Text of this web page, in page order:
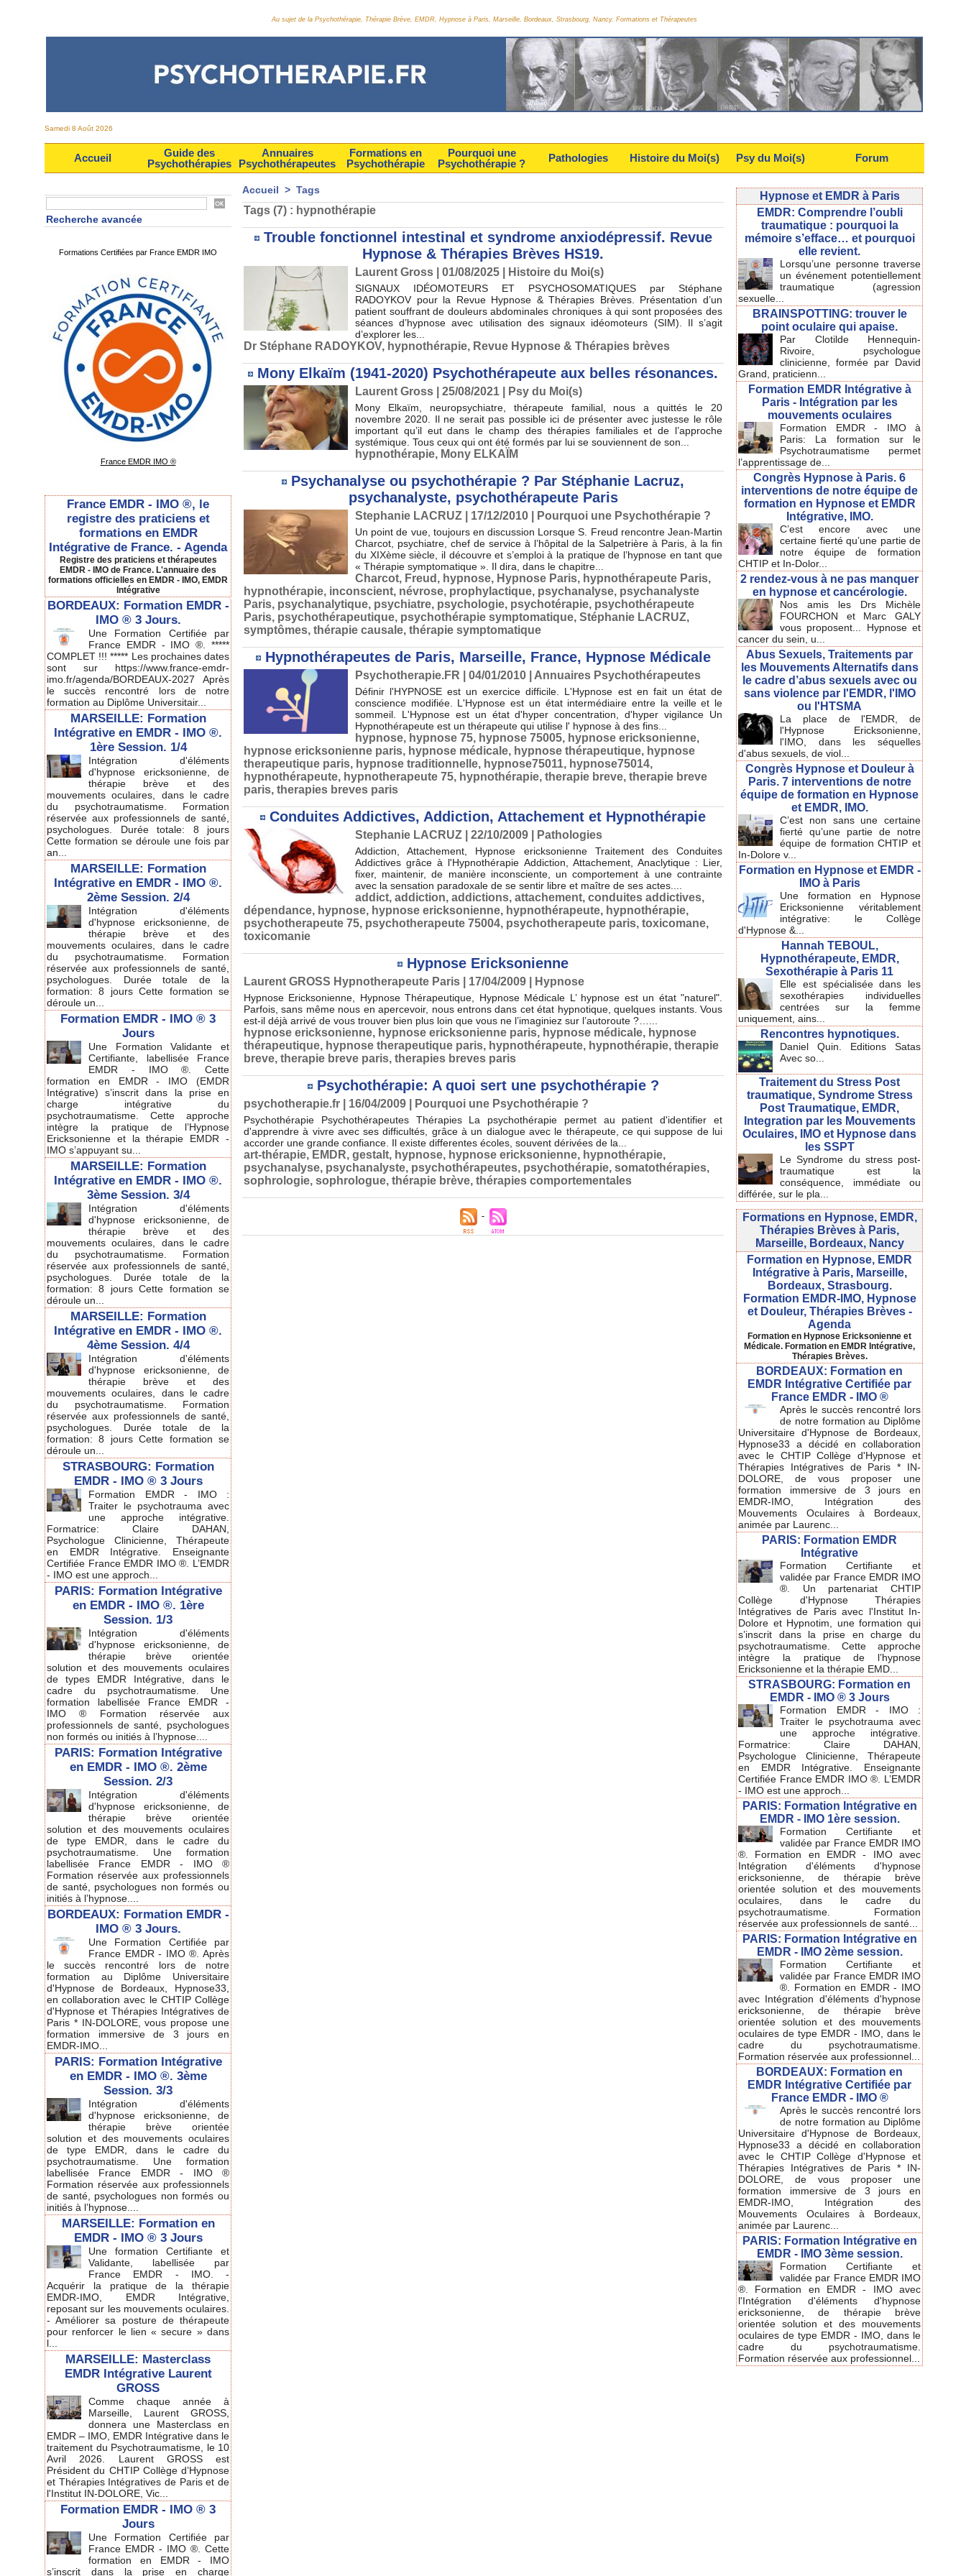
Au sujet de la Psychothérapie, Thérapie Brève, EMDR, Hypnose à Paris, Marseille, Bordeaux, Strasbourg, Nancy. Formations et Thérapeutes
Samedi 8 Août 2026
Accueil
Guide des
Psychothérapies
Annuaires
Psychothérapeutes
Formations en
Psychothérapie
Pourquoi une
Psychothérapie ?
Pathologies Histoire du Moi(s) Psy du Moi(s) Forum
Recherche avancée
Formations Certifiées par France EMDR IMO
France EMDR IMO ®
France EMDR - IMO ®, le
registre des praticiens et
formations en EMDR
Intégrative de France. - Agenda
Registre des praticiens et thérapeutes
EMDR - IMO de France. L'annuaire des
formations officielles en EMDR - IMO, EMDR
Intégrative
BORDEAUX: Formation EMDR -
IMO ® 3 Jours.
Une Formation Certifiée par
France EMDR - IMO ®. *****
COMPLET !!! ***** Les prochaines dates
sont sur https://www.france-emdr-
imo.fr/agenda/BORDEAUX-2027 Après
le succès rencontré lors de notre
formation au Diplôme Universitair...
MARSEILLE: Formation
Intégrative en EMDR - IMO ®.
1ère Session. 1/4
Intégration d'éléments
d'hypnose ericksonienne, de
thérapie brève et des
mouvements oculaires, dans le cadre
du psychotraumatisme. Formation
réservée aux professionnels de santé,
psychologues. Durée totale: 8 jours
Cette formation se déroule une fois par
an...
MARSEILLE: Formation
Intégrative en EMDR - IMO ®.
2ème Session. 2/4
Intégration d'éléments
d'hypnose ericksonienne, de
thérapie brève et des
mouvements oculaires, dans le cadre
du psychotraumatisme. Formation
réservée aux professionnels de santé,
psychologues. Durée totale de la
formation: 8 jours Cette formation se
déroule un...
Formation EMDR - IMO ® 3
Jours
Une Formation Validante et
Certifiante, labellisée France
EMDR - IMO ®. Cette
formation en EMDR - IMO (EMDR
Intégrative) s’inscrit dans la prise en
charge intégrative du
psychotraumatisme. Cette approche
intègre la pratique de l’Hypnose
Ericksonienne et la thérapie EMDR -
IMO s’appuyant su...
MARSEILLE: Formation
Intégrative en EMDR - IMO ®.
3ème Session. 3/4
Intégration d'éléments
d'hypnose ericksonienne, de
thérapie brève et des
mouvements oculaires, dans le cadre
du psychotraumatisme. Formation
réservée aux professionnels de santé,
psychologues. Durée totale de la
formation: 8 jours Cette formation se
déroule un...
MARSEILLE: Formation
Intégrative en EMDR - IMO ®.
4ème Session. 4/4
Intégration d'éléments
d'hypnose ericksonienne, de
thérapie brève et des
mouvements oculaires, dans le cadre
du psychotraumatisme. Formation
réservée aux professionnels de santé,
psychologues. Durée totale de la
formation: 8 jours Cette formation se
déroule un...
STRASBOURG: Formation
EMDR - IMO ® 3 Jours
Formation EMDR - IMO :
Traiter le psychotrauma avec
une approche intégrative.
Formatrice: Claire DAHAN,
Psychologue Clinicienne, Thérapeute
en EMDR Intégrative. Enseignante
Certifiée France EMDR IMO ®. L’EMDR
- IMO est une approch...
PARIS: Formation Intégrative
en EMDR - IMO ®. 1ère
Session. 1/3
Intégration d'éléments
d'hypnose ericksonienne, de
thérapie brève orientée
solution et des mouvements oculaires
de types EMDR Intégrative, dans le
cadre du psychotraumatisme. Une
formation labellisée France EMDR -
IMO ® Formation réservée aux
professionnels de santé, psychologues
non formés ou initiés à l’hypnose....
PARIS: Formation Intégrative
en EMDR - IMO ®. 2ème
Session. 2/3
Intégration d'éléments
d'hypnose ericksonienne, de
thérapie brève orientée
solution et des mouvements oculaires
de type EMDR, dans le cadre du
psychotraumatisme. Une formation
labellisée France EMDR - IMO ®
Formation réservée aux professionnels
de santé, psychologues non formés ou
initiés à l’hypnose....
BORDEAUX: Formation EMDR -
IMO ® 3 Jours.
Une Formation Certifiée par
France EMDR - IMO ®. Après
le succès rencontré lors de notre
formation au Diplôme Universitaire
d'Hypnose de Bordeaux, Hypnose33,
en collaboration avec le CHTIP Collège
d'Hypnose et Thérapies Intégratives de
Paris * IN-DOLORE, vous propose une
formation immersive de 3 jours en
EMDR-IMO...
PARIS: Formation Intégrative
en EMDR - IMO ®. 3ème
Session. 3/3
Intégration d'éléments
d'hypnose ericksonienne, de
thérapie brève orientée
solution et des mouvements oculaires
de type EMDR, dans le cadre du
psychotraumatisme. Une formation
labellisée France EMDR - IMO ®
Formation réservée aux professionnels
de santé, psychologues non formés ou
initiés à l’hypnose....
MARSEILLE: Formation en
EMDR - IMO ® 3 Jours
Une formation Certifiante et
Validante, labellisée par
France EMDR - IMO. -
Acquérir la pratique de la thérapie
EMDR-IMO, EMDR Intégrative,
reposant sur les mouvements oculaires.
- Améliorer sa posture de thérapeute
pour renforcer le lien « secure » dans
l...
MARSEILLE: Masterclass
EMDR Intégrative Laurent
GROSS
Comme chaque année à
Marseille, Laurent GROSS,
donnera une Masterclass en
EMDR – IMO, EMDR Intégrative dans le
traitement du Psychotraumatisme, le 10
Avril 2026. Laurent GROSS est
Président du CHTIP Collège d’Hypnose
et Thérapies Intégratives de Paris et de
l'Institut IN-DOLORE, Vic...
Formation EMDR - IMO ® 3
Jours
Une Formation Certifiée par
France EMDR - IMO ®. Cette
formation en EMDR - IMO
s’inscrit dans la prise en charge
Accueil > Tags
Tags (7) : hypnothérapie
Trouble fonctionnel intestinal et syndrome anxiodépressif. Revue
Hypnose & Thérapies Brèves HS19.
Laurent Gross | 01/08/2025 Histoire du Moi(s)
SIGNAUX IDÉOMOTEURS ET PSYCHOSOMATIQUES par Stéphane
RADOYKOV pour la Revue Hypnose & Thérapies Brèves. Présentation d’un
patient souffrant de douleurs abdominales chroniques à qui sont proposées des
séances d’hypnose avec utilisation des signaux idéomoteurs (SIM). Il s’agit
d’explorer les...
Dr Stéphane RADOYKOV, hypnothérapie, Revue Hypnose & Thérapies brèves
Mony Elkaïm (1941-2020) Psychothérapeute aux belles résonances.
Laurent Gross | 25/08/2021 Psy du Moi(s)
Mony Elkaïm, neuropsychiatre, thérapeute familial, nous a quittés le 20
novembre 2020. Il ne serait pas possible ici de présenter avec justesse le rôle
important qu’il eut dans le champ des thérapies familiales et de l’approche
systémique. Tous ceux qui ont été formés par lui se souviennent de son...
hypnothérapie, Mony ELKAÏM
Psychanalyse ou psychothérapie ? Par Stéphanie Lacruz,
psychanalyste, psychothérapeute Paris
Stephanie LACRUZ | 17/12/2010 Pourquoi une Psychothérapie ?
Un point de vue, toujours en discussion Lorsque S. Freud rencontre Jean-Martin
Charcot, psychiatre, chef de service à l’hôpital de la Salpetrière à Paris, à la fin
du XIXème siècle, il découvre et s’emploi à la pratique de l’hypnose en tant que
« Thérapie symptomatique ». Il dira, dans le chapitre...
Charcot, Freud , hypnose, Hypnose Paris, hypnothérapeute Paris,
hypnothérapie, inconscient, névrose, prophylactique, psychanalyse, psychanalyste
Paris, psychanalytique, psychiatre, psychologie, psychotérapie, psychothérapeute
Paris, psychothérapeutique, psychothérapie symptomatique, Stéphanie LACRUZ,
symptômes, thérapie causale, thérapie symptomatique
Hypnothérapeutes de Paris, Marseille, France, Hypnose Médicale
Psychotherapie.FR | 04/01/2010 Annuaires Psychothérapeutes
Définir l'HYPNOSE est un exercice difficile. L'Hypnose est en fait un état de
conscience modifiée. L'Hypnose est un état intermédiaire entre la veille et le
sommeil. L'Hypnose est un état d'hyper concentration, d'hyper vigilance Un
Hypnothérapeute est un thérapeute qui utilise l' hypnose à des fins...
hypnose, hypnose 75, hypnose 75005, hypnose ericksonienne,
hypnose ericksonienne paris, hypnose médicale, hypnose thérapeutique, hypnose
therapeutique paris, hypnose traditionnelle, hypnose75011, hypnose75014,
hypnothérapeute, hypnotherapeute 75, hypnothérapie, therapie breve, therapie breve
paris, therapies breves paris
Conduites Addictives, Addiction, Attachement et Hypnothérapie
Stephanie LACRUZ | 22/10/2009 Pathologies
Addiction, Attachement, Hypnose ericksonienne Traitement des Conduites
Addictives grâce à l'Hypnothérapie Addiction, Attachement, Anaclytique : Lier,
fixer, maintenir, de manière inconsciente, un comportement à une contrainte
avec la sensation paradoxale de se sentir libre et maître de ses actes....
addict, addiction, addictions, attachement, conduites addictives,
dépendance, hypnose, hypnose ericksonienne, hypnothérapeute, hypnothérapie,
psychotherapeute 75, psychotherapeute 75004, psychotherapeute paris, toxicomane,
toxicomanie
Hypnose Ericksonienne
Laurent GROSS Hypnotherapeute Paris | 17/04/2009 Hypnose
Hypnose Ericksonienne, Hypnose Thérapeutique, Hypnose Médicale L’ hypnose est un état "naturel".
Parfois, sans même nous en apercevoir, nous entrons dans cet état hypnotique, quelques instants. Vous
est-il déjà arrivé de vous trouver bien plus loin que vous ne l’imaginiez sur l’autoroute ?…...
hypnose ericksonienne, hypnose ericksonienne paris, hypnose médicale, hypnose
thérapeutique, hypnose therapeutique paris, hypnothérapeute, hypnothérapie, therapie
breve, therapie breve paris, therapies breves paris
Psychothérapie: A quoi sert une psychothérapie ?
psychotherapie.fr | 16/04/2009 Pourquoi une Psychothérapie ?
Psychothérapie Psychothérapeutes Thérapies La psychothérapie permet au patient d'identifier et
d'apprendre à vivre avec ses difficultés, grâce à un dialogue avec le thérapeute, ce qui suppose de lui
accorder une grande confiance. Il existe differentes écoles, souvent dérivées de la...
art-thérapie, EMDR, gestalt, hypnose, hypnose ericksonienne, hypnothérapie,
psychanalyse, psychanalyste, psychothérapeutes, psychothérapie, somatothérapies,
sophrologie, sophrologue, thérapie brève, thérapies comportementales
Hypnose et EMDR à Paris
EMDR: Comprendre l’oubli
traumatique : pourquoi la
mémoire s’efface… et pourquoi
elle revient.
Lorsqu’une personne traverse
un événement potentiellement
traumatique (agression
sexuelle...
BRAINSPOTTING: trouver le
point oculaire qui apaise.
Par Clotilde Hennequin-
Rivoire, psychologue
clinicienne, formée par David
Grand, praticienn...
Formation EMDR Intégrative à
Paris - Intégration par les
mouvements oculaires
Formation EMDR - IMO à
Paris: La formation sur le
Psychotraumatisme permet
l’apprentissage de...
Congrès Hypnose à Paris. 6
interventions de notre équipe de
formation en Hypnose et EMDR
Intégrative, IMO.
C’est encore avec une
certaine fierté qu’une partie de
notre équipe de formation
CHTIP et In-Dolor...
2 rendez-vous à ne pas manquer
en hypnose et cancérologie.
Nos amis les Drs Michèle
FOURCHON et Marc GALY
vous proposent... Hypnose et
cancer du sein, u...
Abus Sexuels, Traitements par
les Mouvements Alternatifs dans
le cadre d’abus sexuels avec ou
sans violence par l'EMDR, l'IMO
ou l'HTSMA
La place de l'EMDR, de
l'Hypnose Ericksonienne,
l'IMO, dans les séquelles
d'abus sexuels, de viol...
Congrès Hypnose et Douleur à
Paris. 7 interventions de notre
équipe de formation en Hypnose
et EMDR, IMO.
C’est non sans une certaine
fierté qu’une partie de notre
équipe de formation CHTIP et
In-Dolore v...
Formation en Hypnose et EMDR -
IMO à Paris
Une formation en Hypnose
Ericksonienne véritablement
intégrative: le Collège
d'Hypnose &...
Hannah TEBOUL,
Hypnothérapeute, EMDR,
Sexothérapie à Paris 11
Elle est spécialisée dans les
sexothérapies individuelles
centrées sur la femme
uniquement, ains...
Rencontres hypnotiques.
Daniel Quin. Editions Satas
Avec so...
Traitement du Stress Post
traumatique, Syndrome Stress
Post Traumatique, EMDR,
Integration par les Mouvements
Oculaires, IMO et Hypnose dans
les SSPT
Le Syndrome du stress post-
traumatique est la
conséquence, immédiate ou
différée, sur le pla...
Formations en Hypnose, EMDR,
Thérapies Brèves à Paris,
Marseille, Bordeaux, Nancy
Formation en Hypnose, EMDR
Intégrative à Paris, Marseille,
Bordeaux, Strasbourg.
Formation EMDR-IMO, Hypnose
et Douleur, Thérapies Brèves -
Agenda
Formation en Hypnose Ericksonienne et
Médicale. Formation en EMDR Intégrative,
Thérapies Brèves.
BORDEAUX: Formation en
EMDR Intégrative Certifiée par
France EMDR - IMO ®
Après le succès rencontré lors
de notre formation au Diplôme
Universitaire d'Hypnose de Bordeaux,
Hypnose33 a décidé en collaboration
avec le CHTIP Collège d'Hypnose et
Thérapies Intégratives de Paris * IN-
DOLORE, de vous proposer une
formation immersive de 3 jours en
EMDR-IMO, Intégration des
Mouvements Oculaires à Bordeaux,
animée par Laurenc...
PARIS: Formation EMDR
Intégrative
Formation Certifiante et
validée par France EMDR IMO
®. Un partenariat CHTIP
Collège d'Hypnose Thérapies
Intégratives de Paris avec l'Institut In-
Dolore et Hypnotim, une formation qui
s’inscrit dans la prise en charge du
psychotraumatisme. Cette approche
intègre la pratique de l’hypnose
Ericksonienne et la thérapie EMD...
STRASBOURG: Formation en
EMDR - IMO ® 3 Jours
Formation EMDR - IMO :
Traiter le psychotrauma avec
une approche intégrative.
Formatrice: Claire DAHAN,
Psychologue Clinicienne, Thérapeute
en EMDR Intégrative. Enseignante
Certifiée France EMDR IMO ®. L’EMDR
- IMO est une approch...
PARIS: Formation Intégrative en
EMDR - IMO 1ère session.
Formation Certifiante et
validée par France EMDR IMO
®. Formation en EMDR - IMO avec
Intégration d'éléments d'hypnose
ericksonienne, de thérapie brève
orientée solution et des mouvements
oculaires, dans le cadre du
psychotraumatisme. Formation
réservée aux professionnels de santé...
PARIS: Formation Intégrative en
EMDR - IMO 2ème session.
Formation Certifiante et
validée par France EMDR IMO
®. Formation en EMDR - IMO
avec Intégration d'éléments d'hypnose
ericksonienne, de thérapie brève
orientée solution et des mouvements
oculaires de type EMDR - IMO, dans le
cadre du psychotraumatisme.
Formation réservée aux professionnel...
BORDEAUX: Formation en
EMDR Intégrative Certifiée par
France EMDR - IMO ®
Après le succès rencontré lors
de notre formation au Diplôme
Universitaire d'Hypnose de Bordeaux,
Hypnose33 a décidé en collaboration
avec le CHTIP Collège d'Hypnose et
Thérapies Intégratives de Paris * IN-
DOLORE, de vous proposer une
formation immersive de 3 jours en
EMDR-IMO, Intégration des
Mouvements Oculaires à Bordeaux,
animée par Laurenc...
PARIS: Formation Intégrative en
EMDR - IMO 3ème session.
Formation Certifiante et
validée par France EMDR IMO
®. Formation en EMDR - IMO avec
l'Intégration d'éléments d'hypnose
ericksonienne, de thérapie brève
orientée solution et des mouvements
oculaires de type EMDR - IMO, dans le
cadre du psychotraumatisme.
Formation réservée aux professionnel...